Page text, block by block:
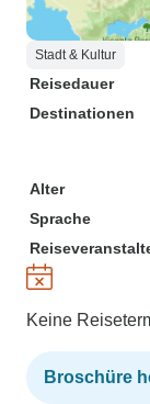
Stadt & Kultur
Reisedauer
Destinationen
Alter
Sprache
Keine
Broschüre